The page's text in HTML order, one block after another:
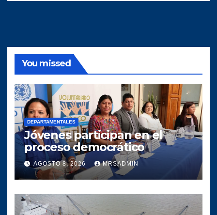
You missed
DEPARTAMENTALES
Jóvenes participan en el
proceso democrático
AGOSTO 8, 2026 MRSADMIN